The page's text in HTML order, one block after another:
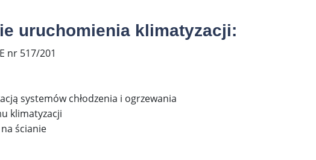
uruchomienia klimatyzacji:
nr 517/201
systemów chłodzenia i ogrzewania
klimatyzacji
ścianie